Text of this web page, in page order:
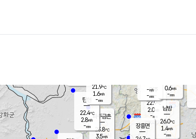
양주
22.9℃
2.0
-mm
파주금촌
23.8℃
3.5m/s
탄현
22.4℃
2.8m/s
-mm
남방
26.0℃
1.4m/s
-mm
장흥면
-m/s
-mm
21.9℃
1.6m/s
-mm
0.6m/s
-mm